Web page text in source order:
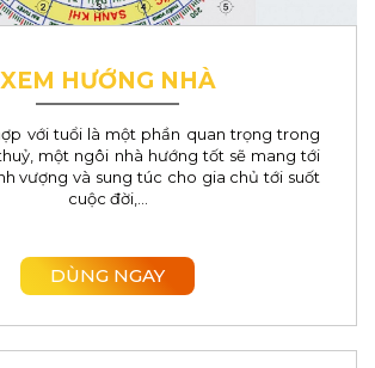
XEM HƯỚNG NHÀ
với tuổi là một phần quan trọng trong
một ngôi nhà hướng tốt sẽ mang tới
vượng và sung túc cho gia chủ tới suốt
cuộc đời,...
DÙNG NGAY